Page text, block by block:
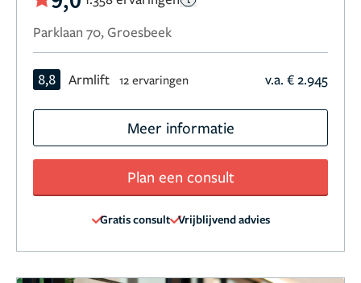
Parklaan 70, Groesbeek
8,8 Armlift 12 ervaringen v.a. € 2.945
Meer informatie
Plan een consult
Gratis consult Vrijblijvend advies